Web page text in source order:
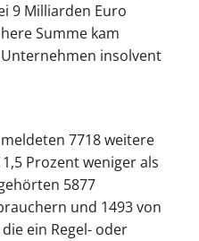
9 Milliarden Euro
Summe kam
insolvent
7718 weitere
Prozent weniger als
5877
und 1493 von
ein Regel- oder